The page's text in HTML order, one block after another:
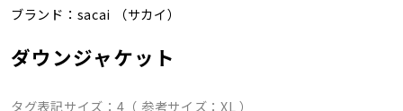
ブランド： sacai （サカイ）
ダウンジャケット
タグ表記サイズ：4（ 参考サイズ：XL ）